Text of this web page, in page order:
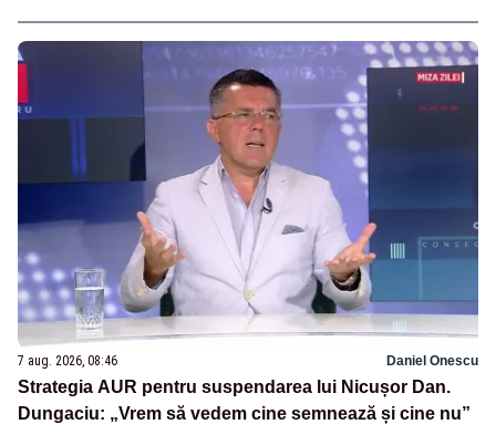
7 aug. 2026, 08:46 Daniel Onescu
Strategia AUR pentru suspendarea lui Nicușor Dan.
Dungaciu: „Vrem să vedem cine semnează și cine nu”